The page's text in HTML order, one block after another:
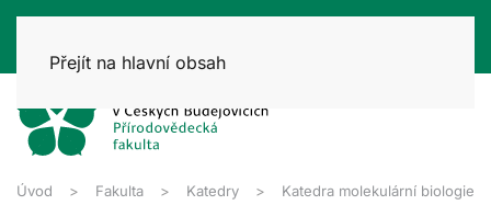
Přejít na hlavní obsah
Úvod Fakulta Katedry Katedra molekulární biologie